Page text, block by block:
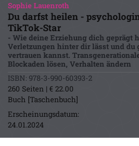
Sophie Lauenroth
Du darfst heilen -
TikTok-Star
- Wie deine Erziehung dich geprägt
Verletzungen hinter dir lässt und du
vertrauen kannst.
Blockaden lösen, Verhalten ändern
ISBN: 978-3-990-60393-2
260 Seiten | € 22.00
Buch [Taschenbuch]
Erscheinungsdatum:
24.01.2024